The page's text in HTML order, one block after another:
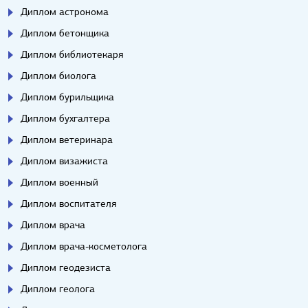
Диплом астронома
Диплом бетонщика
Диплом библиотекаря
Диплом биолога
Диплом бурильщика
Диплом бухгалтера
Диплом ветеринара
Диплом визажиста
Диплом военный
Диплом воспитателя
Диплом врача
Диплом врача-косметолога
Диплом геодезиста
Диплом геолога